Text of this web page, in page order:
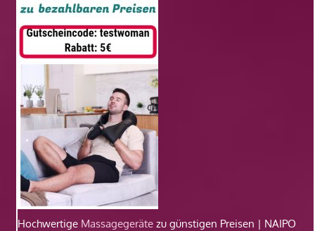
Hochwertige Massagegeräte zu günstigen Preisen | NAIPO